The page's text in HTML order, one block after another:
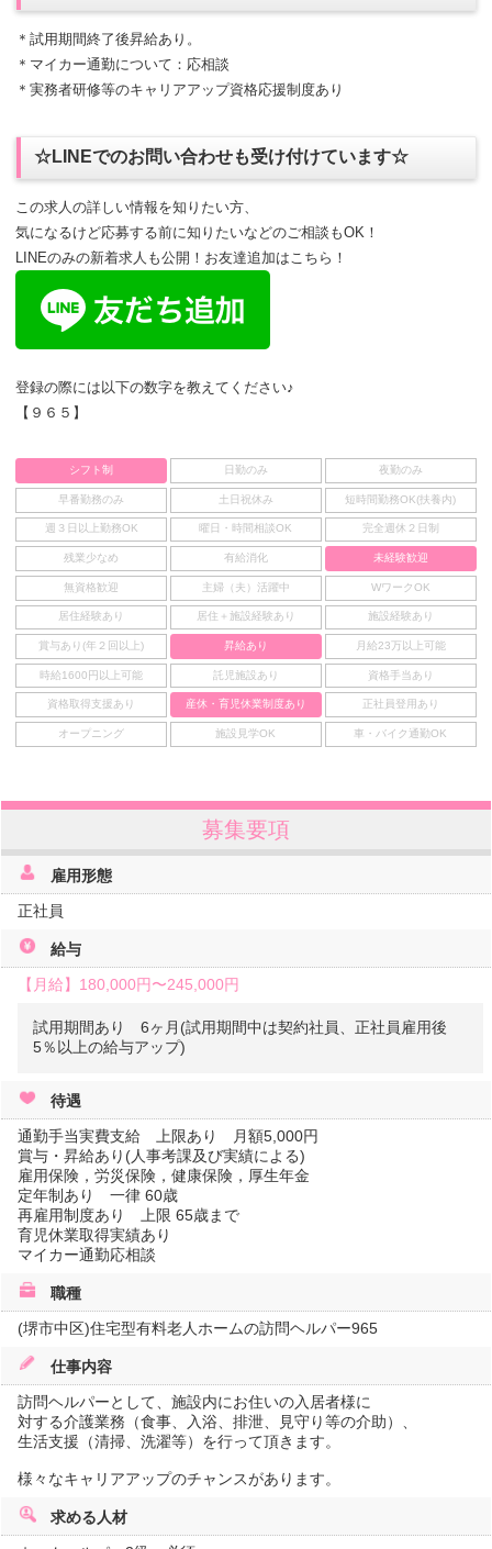
＊試用期間終了後昇給あり。
＊マイカー通勤について：応相談
＊実務者研修等のキャリアアップ資格応援制度あり
☆LINEでのお問い合わせも受け付けています☆
この求人の詳しい情報を知りたい方、
気になるけど応募する前に知りたいなどのご相談もOK！
LINEのみの新着求人も公開！お友達追加はこちら！
登録の際には以下の数字を教えてください♪
【９６５】
シフト制 日勤のみ 夜勤のみ
早番勤務のみ 土日祝休み 短時間勤務OK(扶養内)
週３日以上勤務OK 曜日・時間相談OK 完全週休２日制
残業少なめ 有給消化 未経験歓迎
無資格歓迎 主婦（夫）活躍中 WワークOK
居住経験あり 居住＋施設経験あり 施設経験あり
賞与あり(年２回以上) 昇給あり 月給23万以上可能
時給1600円以上可能 託児施設あり 資格手当あり
資格取得支援あり 産休・育児休業制度あり 正社員登用あり
オープニング 施設見学OK 車・バイク通勤OK
募集要項
雇用形態
正社員
給与
【月給】 180,000円〜245,000円
試用期間あり 6ヶ月(試用期間中は契約社員、正社員雇用後
5％以上の給与アップ)
待遇
通勤手当実費支給 上限あり 月額5,000円
賞与・昇給あり(人事考課及び実績による)
雇用保険，労災保険，健康保険，厚生年金
定年制あり 一律 60歳
再雇用制度あり 上限 65歳まで
育児休業取得実績あり
マイカー通勤応相談
職種
(堺市中区)住宅型有料老人ホームの訪問ヘルパー965
仕事内容
訪問ヘルパーとして、施設内にお住いの入居者様に
対する介護業務（食事、入浴、排泄、見守り等の介助）、
生活支援（清掃、洗濯等）を行って頂きます。
様々なキャリアアップのチャンスがあります。
求める人材